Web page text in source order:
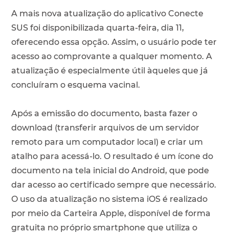
A mais nova atualização do aplicativo Conecte
SUS foi disponibilizada quarta-feira, dia 11,
oferecendo essa opção. Assim, o usuário pode ter
acesso ao comprovante a qualquer momento. A
atualização é especialmente útil àqueles que já
concluíram o esquema vacinal.
Após a emissão do documento, basta fazer o
download (transferir arquivos de um servidor
remoto para um computador local) e criar um
atalho para acessá-lo. O resultado é um ícone do
documento na tela inicial do Android, que pode
dar acesso ao certificado sempre que necessário.
O uso da atualização no sistema iOS é realizado
por meio da Carteira Apple, disponível de forma
gratuita no próprio smartphone que utiliza o